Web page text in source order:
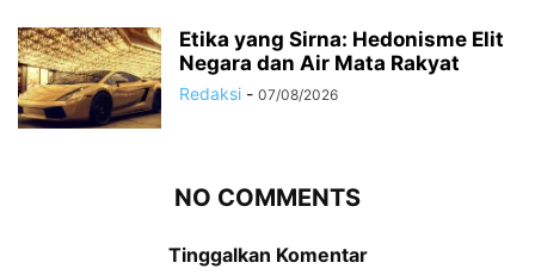
Etika yang Sirna: Hedonisme Elit
Negara dan Air Mata Rakyat
Redaksi - 07/08/2026
NO COMMENTS
Tinggalkan Komentar